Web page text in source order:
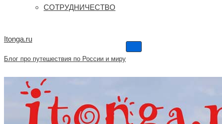
СОТРУДНИЧЕСТВО
Itonga.ru
Блог про путешествия по России и миру
Меню